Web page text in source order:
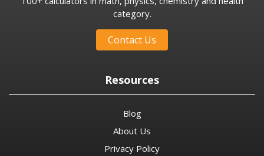
category.
Contact Us
Resources
Blog
About Us
Privacy Policy